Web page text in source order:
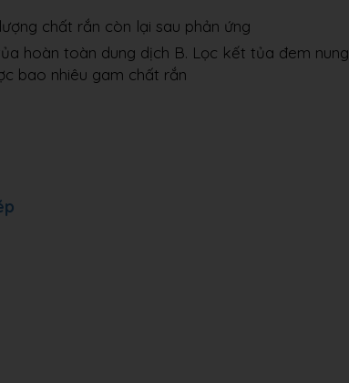
chất rắn còn lại sau phản ứng
hoàn toàn dung dịch B. Lọc kết tủa đem nung
bao nhiêu gam chất rắn